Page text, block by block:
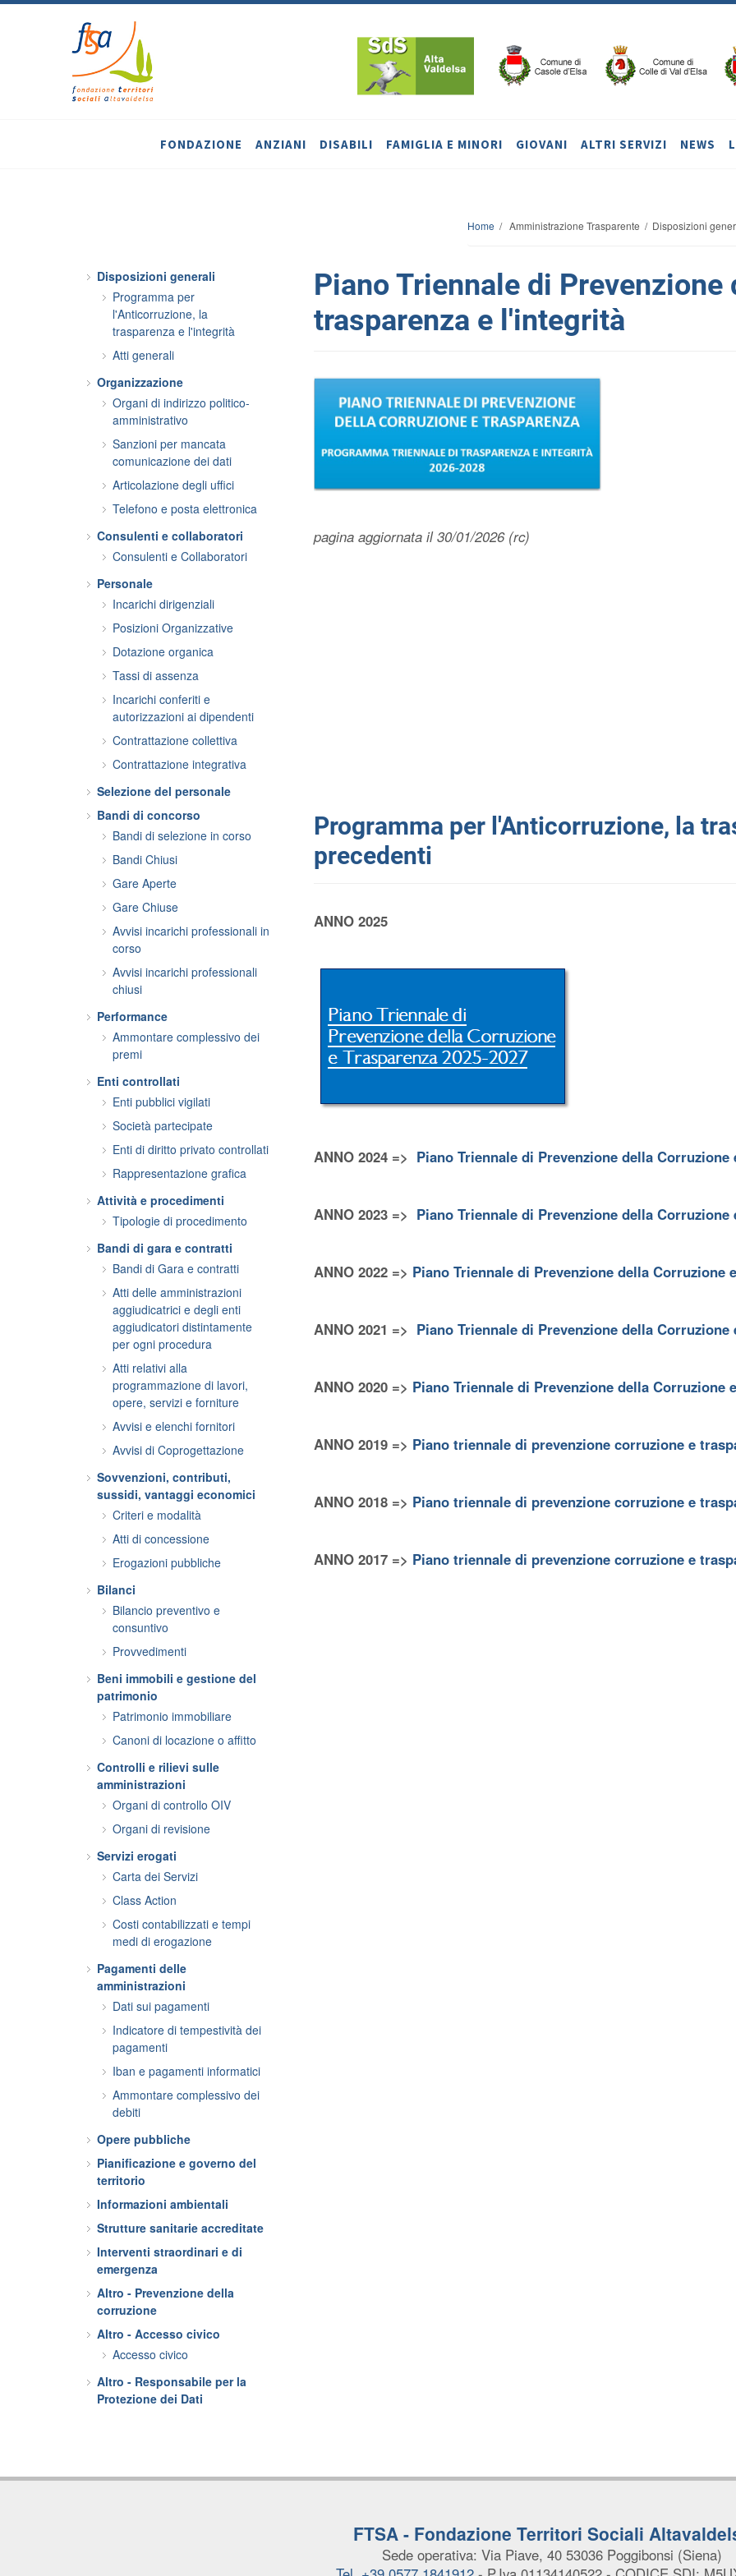
FONDAZIONE ANZIANI DISABILI FAMIGLIA E MINORI GIOVANI ALTRI SERVIZI NEWS
Home / Amministrazione Trasparente / Disposizioni
Disposizioni generali
Programma per
l'Anticorruzione, la
trasparenza e l'integrità
Atti generali
Organizzazione
Organi di indirizzo politico-
amministrativo
Sanzioni per mancata
comunicazione dei dati
Articolazione degli uffici
Telefono e posta elettronica
Consulenti e collaboratori
Consulenti e Collaboratori
Personale
Incarichi dirigenziali
Posizioni Organizzative
Dotazione organica
Tassi di assenza
Incarichi conferiti e
autorizzazioni ai dipendenti
Contrattazione collettiva
Contrattazione integrativa
Selezione del personale
Bandi di concorso
Bandi di selezione in corso
Bandi Chiusi
Gare Aperte
Gare Chiuse
Avvisi incarichi professionali in
corso
Avvisi incarichi professionali
chiusi
Performance
Ammontare complessivo dei
premi
Enti controllati
Enti pubblici vigilati
Società partecipate
Enti di diritto privato controllati
Rappresentazione grafica
Attività e procedimenti
Tipologie di procedimento
Bandi di gara e contratti
Bandi di Gara e contratti
Atti delle amministrazioni
aggiudicatrici e degli enti
aggiudicatori distintamente
per ogni procedura
Atti relativi alla
programmazione di lavori,
opere, servizi e forniture
Avvisi e elenchi fornitori
Avvisi di Coprogettazione
Sovvenzioni, contributi,
sussidi, vantaggi economici
Criteri e modalità
Atti di concessione
Erogazioni pubbliche
Bilanci
Bilancio preventivo e
consuntivo
Provvedimenti
Beni immobili e gestione del
patrimonio
Patrimonio immobiliare
Canoni di locazione o affitto
Controlli e rilievi sulle
amministrazioni
Organi di controllo OIV
Organi di revisione
Servizi erogati
Carta dei Servizi
Class Action
Costi contabilizzati e tempi
medi di erogazione
Pagamenti delle
amministrazioni
Dati sui pagamenti
Indicatore di tempestività dei
pagamenti
Iban e pagamenti informatici
Ammontare complessivo dei
debiti
Opere pubbliche
Pianificazione e governo del
territorio
Informazioni ambientali
Strutture sanitarie accreditate
Interventi straordinari e di
emergenza
Altro - Prevenzione della
corruzione
Altro - Accesso civico
Accesso civico
Altro - Responsabile per la
Protezione dei Dati
Piano Triennale di Prevenzione
trasparenza e l'integrità
pagina aggiornata il 30/01/2026 (rc)
Programma per l'Anticorruzione, la
precedenti
ANNO 2025
ANNO 2024 => Piano Triennale di Prevenzione della Corruzione
ANNO 2023 => Piano Triennale di Prevenzione della Corruzione
ANNO 2022 => Piano Triennale di Prevenzione della Corruzione
ANNO 2021 => Piano Triennale di Prevenzione della Corruzione
ANNO 2020 => Piano Triennale di Prevenzione della Corruzione
ANNO 2019 => Piano triennale di prevenzione corruzione e
ANNO 2018 => Piano triennale di prevenzione corruzione e
ANNO 2017 => Piano triennale di prevenzione corruzione e
FTSA - Fondazione Territori Sociali
Sede operativa: Via Piave, 40 53036 Poggibonsi (Siena)